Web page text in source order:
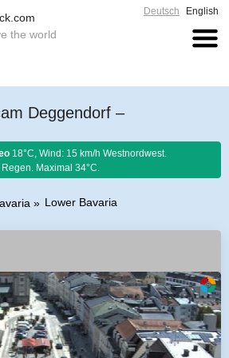
the world
Deutsch English
Deggendorf –
18°C, Wind: 15 km/h Westnordwest.
Maximal 34°C.
Lower Bavaria